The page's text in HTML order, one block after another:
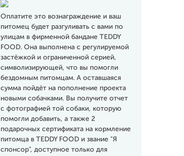
Оплатите это вознаграждение и ваш
питомец будет разгуливать с вами по
улицам в фирменной бандане TEDDY
FOOD. Она выполнена с регулируемой
застёжкой и ограниченной серией,
символизирующей, что вы помогли
бездомным питомцам. А оставшаяся
сумма пойдёт на пополнение проекта
новыми собачками. Вы получите отчет
с фотографией той собаки, которую
помогли добавить, а также 2
подарочных сертификата на кормление
питомца в TEDDY FOOD и звание "Я
спонсор", доступное только для